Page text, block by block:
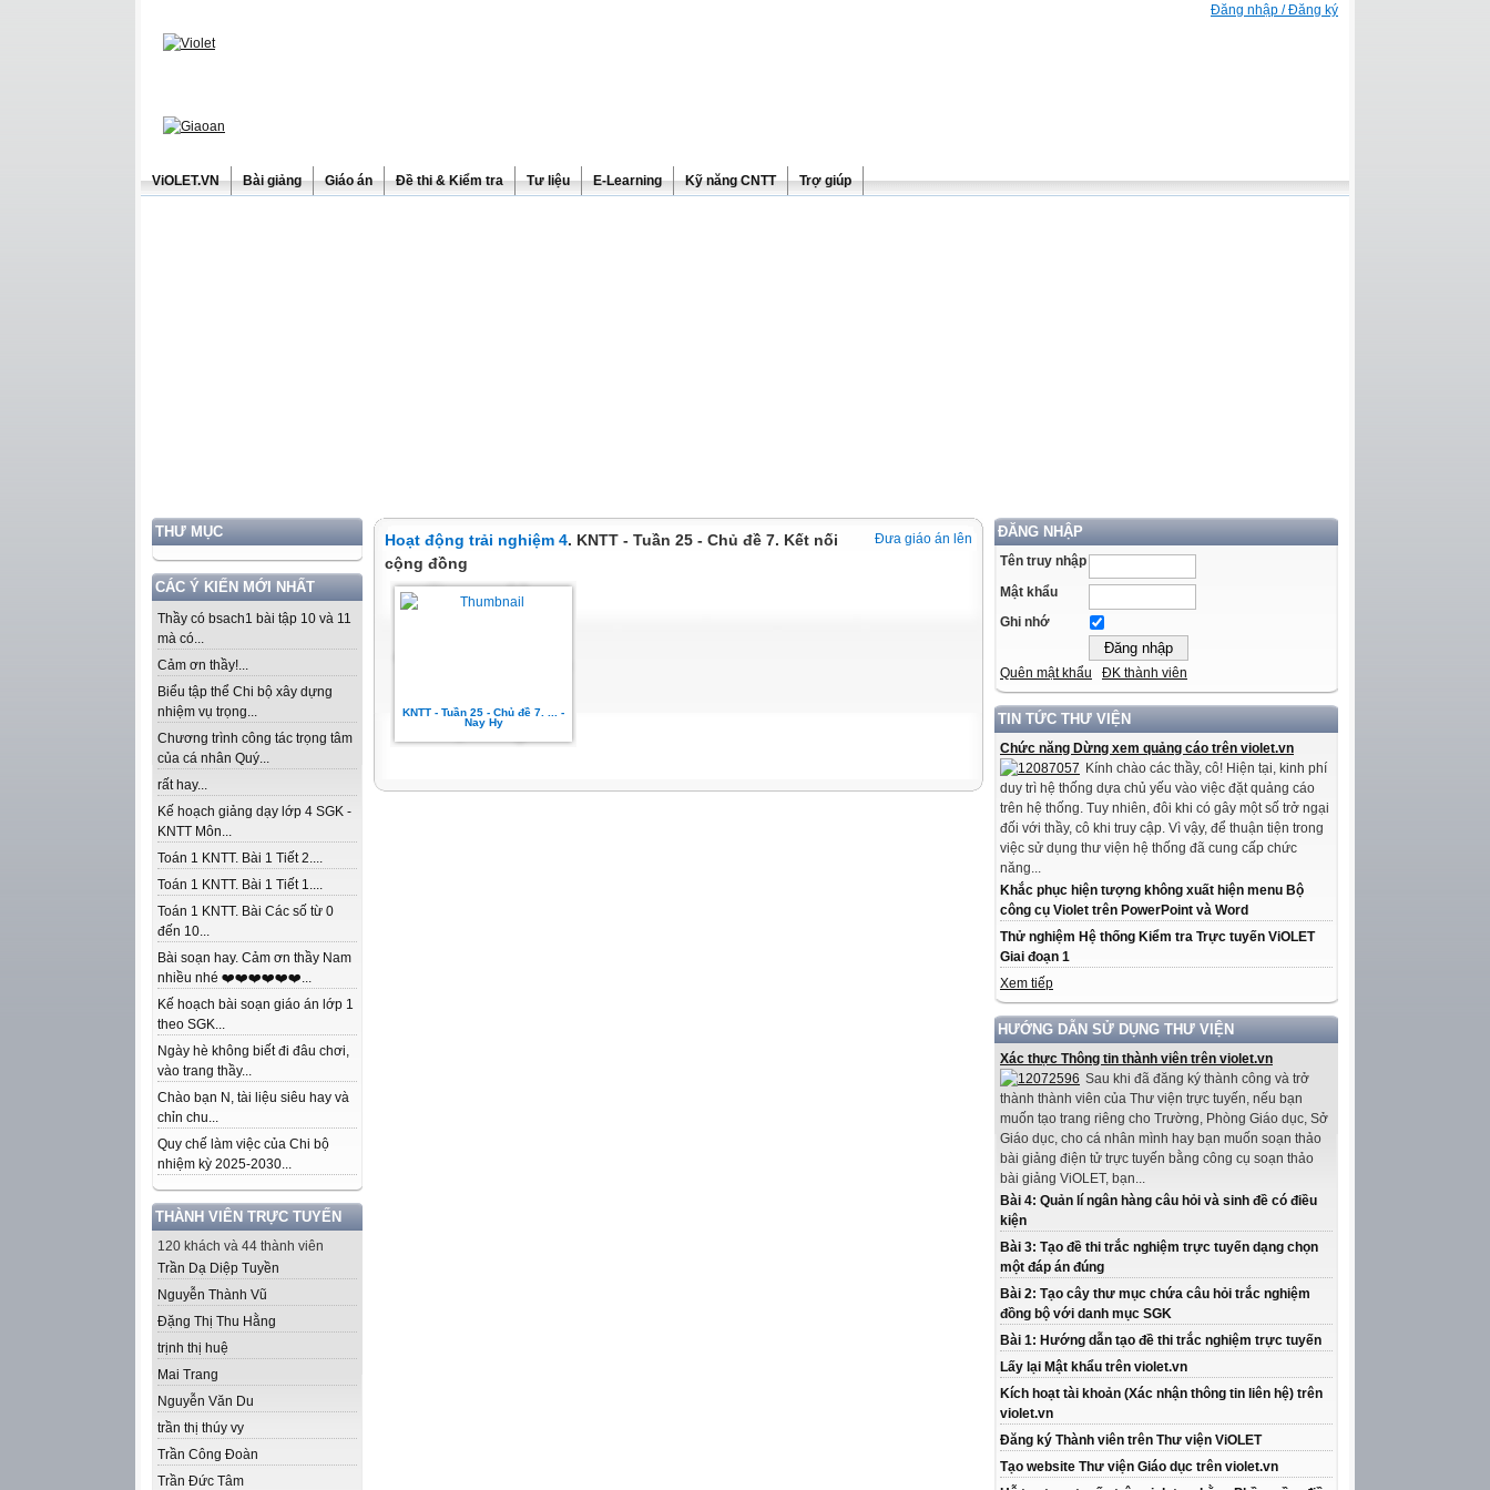
Đăng nhập / Đăng ký
ViOLET.VN Bài giảng Giáo án Đề thi & Kiểm tra Tư liệu E-Learning Kỹ năng CNTT Trợ giúp
THƯ MỤC
CÁC Ý KIẾN MỚI NHẤT
Thầy có bsach1 bài tập 10 và 11
mà có...
Cảm ơn thầy!...
Biểu tập thể Chi bộ xây dựng
nhiệm vụ trọng...
Chương trình công tác trọng tâm
của cá nhân Quý...
rất hay...
Kế hoạch giảng dạy lớp 4 SGK -
KNTT Môn...
Toán 1 KNTT. Bài 1 Tiết 2....
Toán 1 KNTT. Bài 1 Tiết 1....
Toán 1 KNTT. Bài Các số từ 0
đến 10...
Bài soạn hay. Cảm ơn thầy Nam
nhiều nhé ❤️❤️❤️❤️❤️❤️...
Kế hoạch bài soạn giáo án lớp 1
theo SGK...
Ngày hè không biết đi đâu chơi,
vào trang thầy...
Chào bạn N, tài liệu siêu hay và
chỉn chu...
Quy chế làm việc của Chi bộ
nhiệm kỳ 2025-2030...
THÀNH VIÊN TRỰC TUYẾN
120 khách và 44 thành viên
Trần Dạ Diệp Tuyền
Nguyễn Thành Vũ
Đặng Thị Thu Hằng
trịnh thị huệ
Mai Trang
Nguyễn Văn Du
trần thị thúy vy
Trần Công Đoàn
Trần Đức Tâm
ĐĂNG NHẬP
Tên truy nhập
Mật khẩu
Ghi nhớ
Quên mật khẩu ĐK thành viên
TIN TỨC THƯ VIỆN
Chức năng Dừng xem quảng cáo trên violet.vn
Kính chào các thầy, cô! Hiện tại, kinh phí
duy trì hệ thống dựa chủ yếu vào việc đặt quảng cáo
trên hệ thống. Tuy nhiên, đôi khi có gây một số trở ngại
đối với thầy, cô khi truy cập. Vì vậy, để thuận tiện trong
việc sử dụng thư viện hệ thống đã cung cấp chức
năng...
Khắc phục hiện tượng không xuất hiện menu Bộ
công cụ Violet trên PowerPoint và Word
Thử nghiệm Hệ thống Kiểm tra Trực tuyến ViOLET
Giai đoạn 1
Xem tiếp
HƯỚNG DẪN SỬ DỤNG THƯ VIỆN
Xác thực Thông tin thành viên trên violet.vn
Sau khi đã đăng ký thành công và trở
thành thành viên của Thư viện trực tuyến, nếu bạn
muốn tạo trang riêng cho Trường, Phòng Giáo dục, Sở
Giáo dục, cho cá nhân mình hay bạn muốn soạn thảo
bài giảng điện tử trực tuyến bằng công cụ soạn thảo
bài giảng ViOLET, bạn...
Bài 4: Quản lí ngân hàng câu hỏi và sinh đề có điều
kiện
Bài 3: Tạo đề thi trắc nghiệm trực tuyến dạng chọn
một đáp án đúng
Bài 2: Tạo cây thư mục chứa câu hỏi trắc nghiệm
đồng bộ với danh mục SGK
Bài 1: Hướng dẫn tạo đề thi trắc nghiệm trực tuyến
Lấy lại Mật khẩu trên violet.vn
Kích hoạt tài khoản (Xác nhận thông tin liên hệ) trên
violet.vn
Đăng ký Thành viên trên Thư viện ViOLET
Tạo website Thư viện Giáo dục trên violet.vn
Đưa giáo án lên
Hoạt động trải nghiệm 4. KNTT - Tuần 25 - Chủ đề 7. Kết nối
cộng đồng
KNTT - Tuần 25 - Chủ đề 7. ... -
Nay Hy